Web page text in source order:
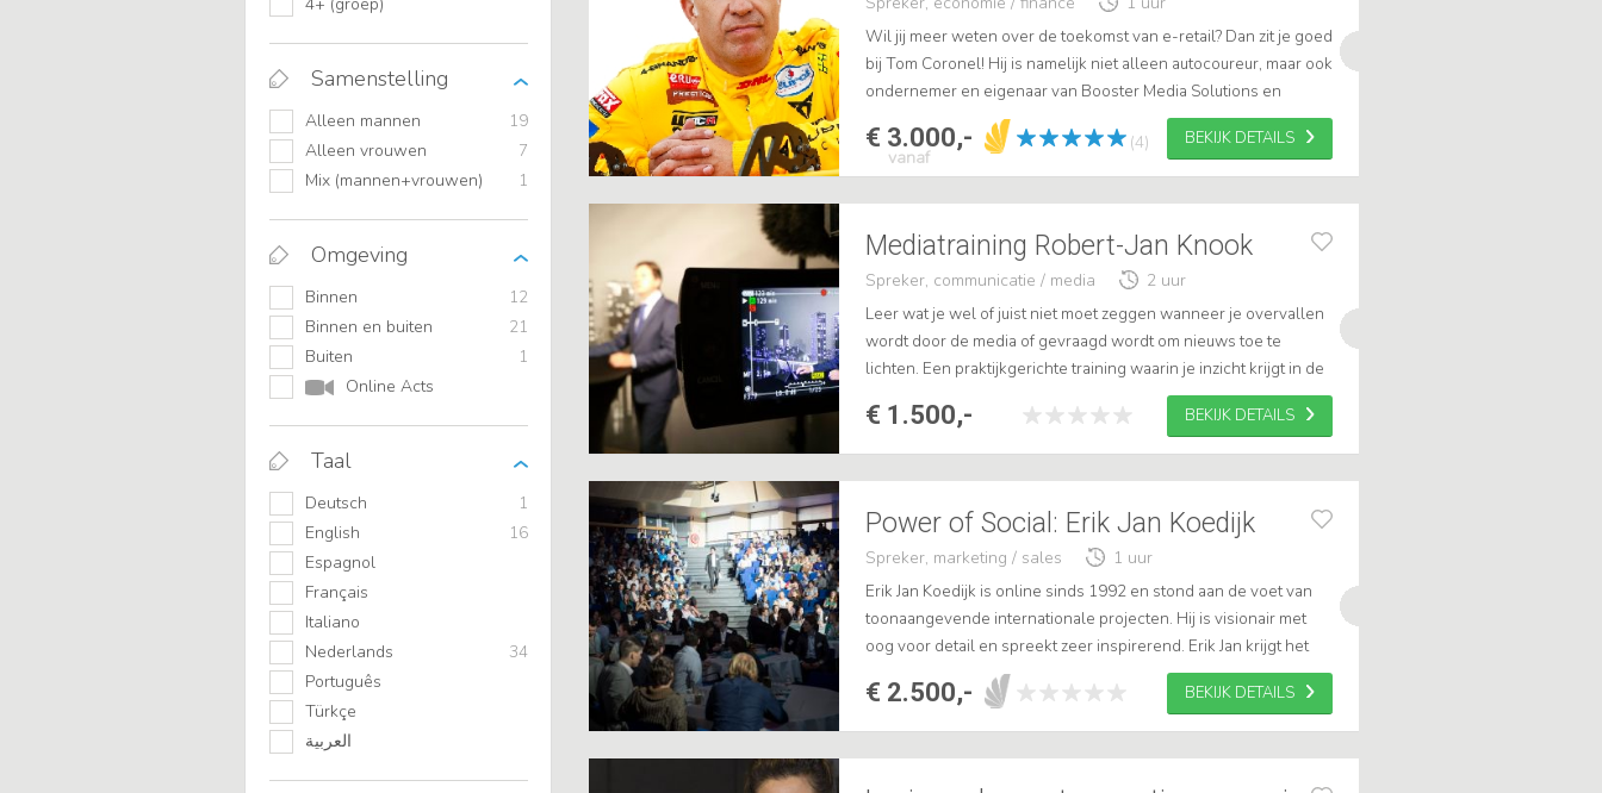
Samenstelling
Alleen mannen
19
Alleen vrouwen
7
Mix (mannen+vrouwen)
1
Omgeving
Binnen
12
Binnen en buiten
21
Buiten
1
Online Acts
Taal
Deutsch
1
English
16
Espagnol
Français
Italiano
Nederlands
34
Português
Türkçe
العربية
Wil jij meer weten over de toekomst van e-retail? Dan zit je goed
bij Tom Coronel! Hij is namelijk niet alleen autocoureur, maar ook
ondernemer en eigenaar van Booster Media Solutions en
Create2fit. Tom zelf zegt erover: ''als u als retaile...
€ 3.000,-
vanaf
(4) BEKIJK DETAILS
Mediatraining Robert-Jan Knook
Spreker, communicatie / media
2 uur
Leer wat je wel of juist niet moet zeggen wanneer je overvallen
wordt door de media of gevraagd wordt om nieuws toe te
lichten. Een praktijkgerichte training waarin je inzicht krijgt in de
werkwijze van verslaggevers en leert hoe je jezelf ...
€ 1.500,- BEKIJK DETAILS
Power of Social: Erik Jan Koedijk
Spreker, marketing / sales
1 uur
Erik Jan Koedijk is online sinds 1992 en stond aan de voet van
toonaangevende internationale projecten. Hij is visionair met
oog voor detail en spreekt zeer inspirerend. Erik Jan krijgt het
publiek gegarandeerd in beweging en scoort hoog in...
€ 2.500,- BEKIJK DETAILS